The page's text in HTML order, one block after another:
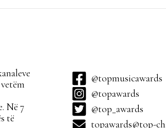
Në 7
të
@topmusicawards
@topawards
@top_awards
topawards@top-